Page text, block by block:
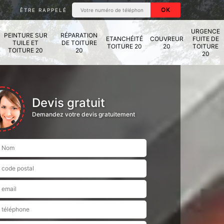
ÊTRE RAPPELÉ
PEINTURE SUR
TUILE ET
TOITURE 20
RÉPARATION
DE TOITURE
20
ETANCHÉITÉ
TOITURE 20
COUVREUR
20
URGENCE
FUITE DE
TOITURE
20
Devis gratuit
Demandez votre devis gratuitement